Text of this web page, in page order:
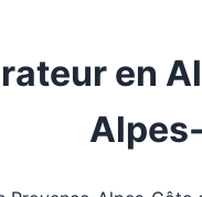
en